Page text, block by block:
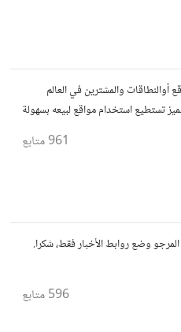
والمشترين في العالم
تستطيع استخدام مواقع لبيعه بسهولة
961متابع
المرجو وضع روابط الأخبار فقط، شكرا.
596متابع